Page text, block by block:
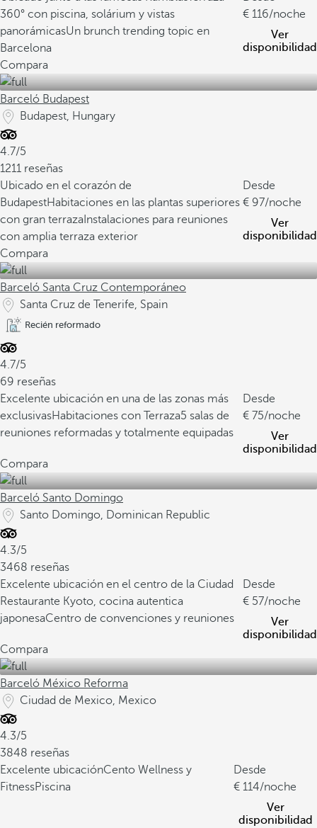
360° con piscina, solárium y vistas
panorámicasUn brunch trending topic en
Barcelona
116/noche
Ver
disponibilidad
Compara
Barceló Budapest
Budapest, Hungary
4.7/5
1211 reseñas
Ubicado en el corazón de
BudapestHabitaciones en las plantas superiores
con gran terraza Instalaciones para reuniones
con amplia terraza exterior
Desde
97/noche
Ver
disponibilidad
Compara
Barceló Santa Cruz Contemporáneo
Santa Cruz de Tenerife, Spain
Recién reformado
4.7/5
69 reseñas
Excelente ubicación en una de las zonas más
exclusivasHabitaciones con Terraza5 salas de
reuniones reformadas y totalmente equipadas
Desde
75/noche
Ver
disponibilidad
Compara
Barceló Santo Domingo
Santo Domingo, Dominican Republic
4.3/5
3468 reseñas
Excelente ubicación en el centro de la Ciudad
Restaurante Kyoto, cocina autentica
japonesaCentro de convenciones y reuniones
Desde
57/noche
Ver
disponibilidad
Compara
Barceló México Reforma
Ciudad de Mexico, Mexico
4.3/5
3848 reseñas
Excelente ubicaciónCento Wellness y
FitnessPiscina
Desde
114/noche
Ver
disponibilidad